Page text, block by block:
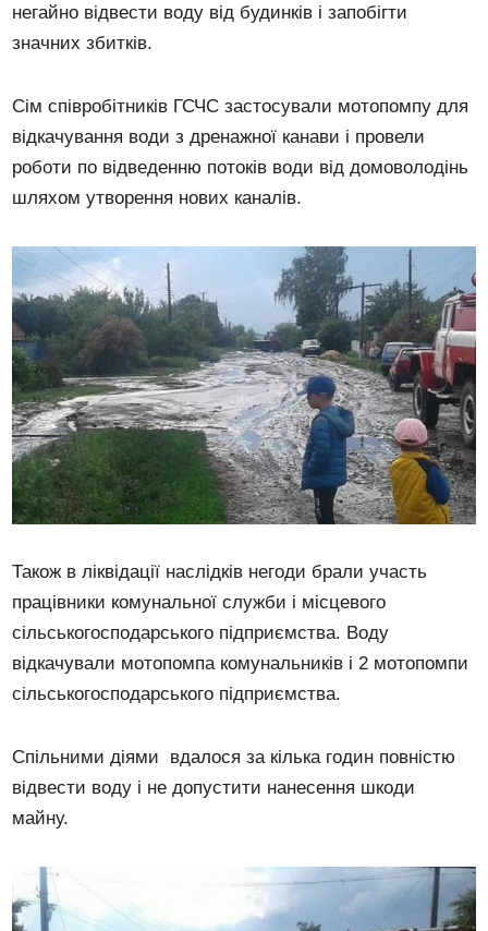
негайно відвести воду від будинків і запобігти
значних збитків.
Сім співробітників ГСЧС застосували мотопомпу для
відкачування води з дренажної канави і провели
роботи по відведенню потоків води від домоволодінь
шляхом утворення нових каналів.
Також в ліквідації наслідків негоди брали участь
працівники комунальної служби і місцевого
сільськогосподарського підприємства. Воду
відкачували мотопомпа комунальників і 2 мотопомпи
сільськогосподарського підприємства.
Спільними діями вдалося за кілька годин повністю
відвести воду і не допустити нанесення шкоди
майну.